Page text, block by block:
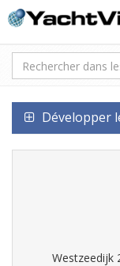
Développer
Westzeedijk